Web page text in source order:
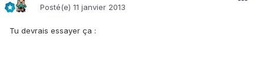
Posté(e) 11 janvier 2013
Tu devrais essayer ça :